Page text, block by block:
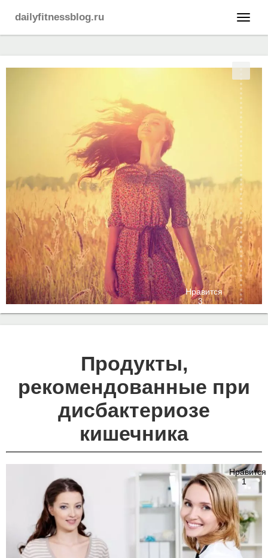
dailyfitnessblog.ru
Нравится
3
Нравится
3
Продукты,
рекомендованные при
дисбактериозе
кишечника
Нравится
1